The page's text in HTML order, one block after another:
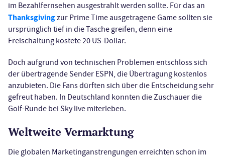
im Bezahlfernsehen ausgestrahlt werden sollte. Für das an
Thanksgivingzur Prime Time ausgetragene Game sollten sie
ursprünglich tief in die Tasche greifen, denn eine
Freischaltung kostete 20 US-Dollar.
Doch aufgrund von technischen Problemen entschloss sich
der übertragende Sender ESPN, die Übertragung kostenlos
anzubieten. Die Fans dürften sich über die Entscheidung sehr
gefreut haben. In Deutschland konnten die Zuschauer die
Golf-Runde bei Sky live miterleben.
Weltweite Vermarktung
Die globalen Marketinganstrengungen erreichten schon im